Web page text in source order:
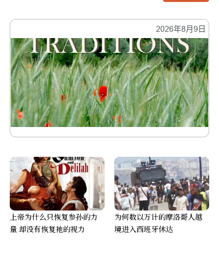
2026年8月9日
上帝为什么只恢复参孙的力
量 却没有恢复祂的视力
为何数以万计的摩洛哥人越
境进入西班牙休达